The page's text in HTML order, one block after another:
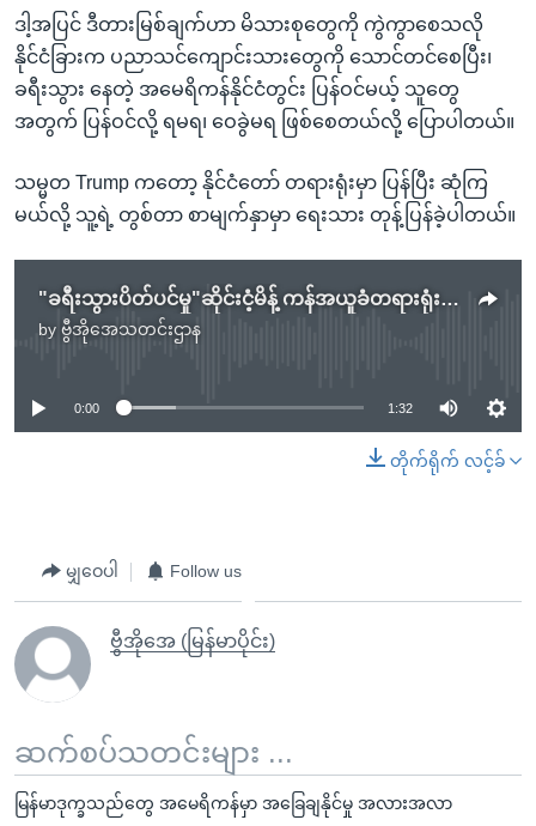
ဒါ့အပြင် ဒီတားမြစ်ချက်ဟာ မိသားစုတွေကို ကွဲကွာစေသလို
နိုင်ငံခြားက ပညာသင်ကျောင်းသားတွေကို သောင်တင်စေပြီး၊
ခရီးသွား နေတဲ့ အမေရိကန်နိုင်ငံတွင်း ပြန်ဝင်မယ့် သူတွေ
အတွက် ပြန်ဝင်လို့ ရမရ၊ ဝေခွဲမရ ဖြစ်စေတယ်လို့ ပြောပါတယ်။
သမ္မတ Trump ကတော့ နိုင်ငံတော် တရားရုံးမှာ ပြန်ပြီး ဆုံကြ
မယ်လို့ သူ့ရဲ့ တွစ်တာ စာမျက်နှာမှာ ရေးသား တုန့်ပြန်ခဲ့ပါတယ်။
"ခရီးသွားပိတ်ပင်မှု"ဆိုင်းငံ့မိန့် ကန်အယူခံတရားရုံး အတည်ပြု
by ဗွီအိုအေသတင်းဌာန
No media source currently available
0:00 1:32
တိုက်ရိုက် လင့်ခ်
မျှဝေပါ Follow us
ဗွီအိုအေ (မြန်မာပိုင်း)
ဆက်စပ်သတင်းများ ...
မြန်မာဒုက္ခသည်တွေ အမေရိကန်မှာ အခြေချနိုင်မှု အလားအလာ